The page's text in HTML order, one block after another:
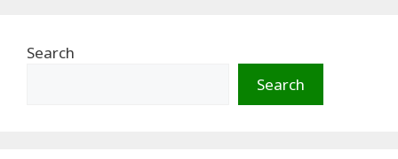
Search
Search